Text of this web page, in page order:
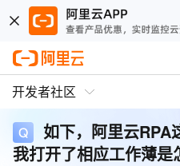
开发者社区
如下，阿里云RPA
我打开了相应工作薄是